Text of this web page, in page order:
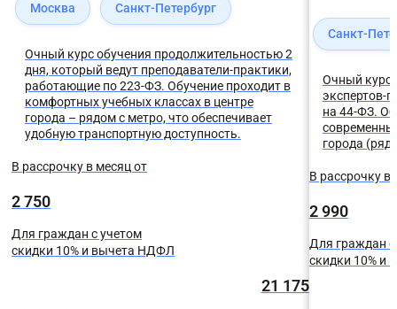
Москва Санкт-Петербург
Очный курс обучения продолжительностью 2
дня, который ведут преподаватели-практики,
работающие по 223-ФЗ. Обучение проходит в
комфортных учебных классах в центре
города – рядом с метро, что обеспечивает
удобную транспортную доступность.
В рассрочку в месяц от
2 750
Для граждан с учетом
скидки 10% и вычета НДФЛ
21 175
Санкт-
Очный курс
экспертов-
на 44-ФЗ.
города
В рассрочку в
2 990
Для граждан с
скидки 10% и